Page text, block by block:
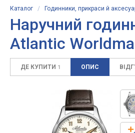
Каталог / Годинники, прикраси й
Наручний
Atlantic
ДЕ КУПИТИ 1 ОПИС